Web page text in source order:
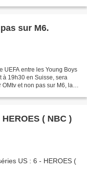
sur M6.
UEFA entre les Young Boys
à 19h30 en Suisse, sera
et non pas sur M6, la
( NBC )